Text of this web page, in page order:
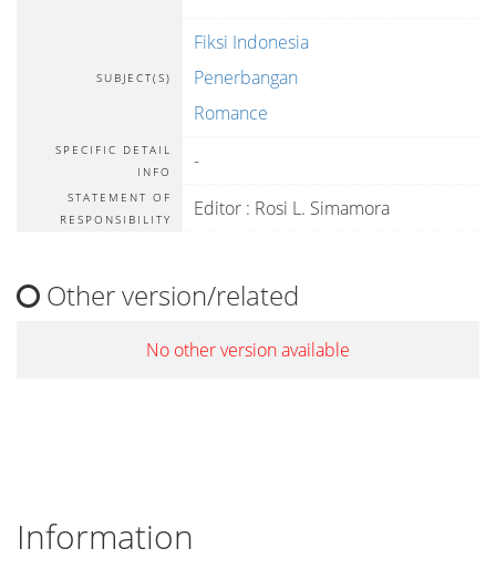
SUBJECT(S)
Fiksi Indonesia
Penerbangan
Romance
SPECIFIC DETAIL
INFO
-
STATEMENT OF
RESPONSIBILITY
Editor : Rosi L. Simamora
Other version/related
No other version available
Information